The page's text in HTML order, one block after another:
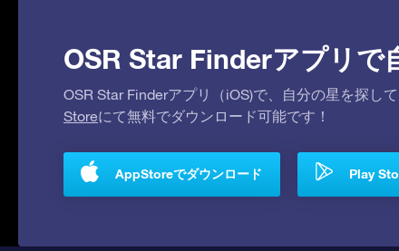
OSR Star Finderアプリで
OSR Star Finderアプリ（iOS)で、自分の星を探し
Storeにて無料でダウンロード可能です！
AppStoreでダウンロード Play